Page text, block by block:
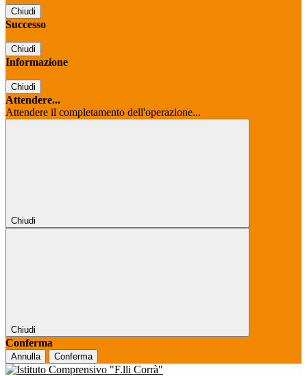
Chiudi
Successo
Chiudi
Informazione
Chiudi
Attendere...
Attendere il completamento dell'operazione...
Chiudi
Chiudi
Conferma
Annulla Conferma